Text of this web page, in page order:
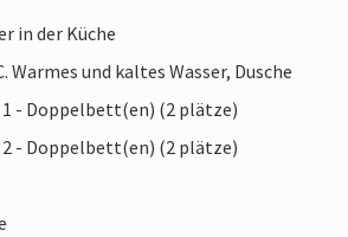
in der Küche
Warmes und kaltes Wasser, Dusche
- Doppelbett(en) (2 plätze)
- Doppelbett(en) (2 plätze)